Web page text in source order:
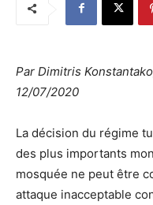
Par Dimitris
12/07/2020
La décision du régime
des plus importants
mosquée ne peut être
attaque inacceptable